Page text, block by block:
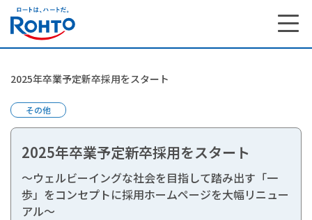
2025年卒業予定新卒採用をスタート
その他
2025年卒業予定新卒採用をスタート
～ウェルビーイングな社会を目指して踏み出す「一
歩」をコンセプトに採用ホームページを大幅リニュー
アル～